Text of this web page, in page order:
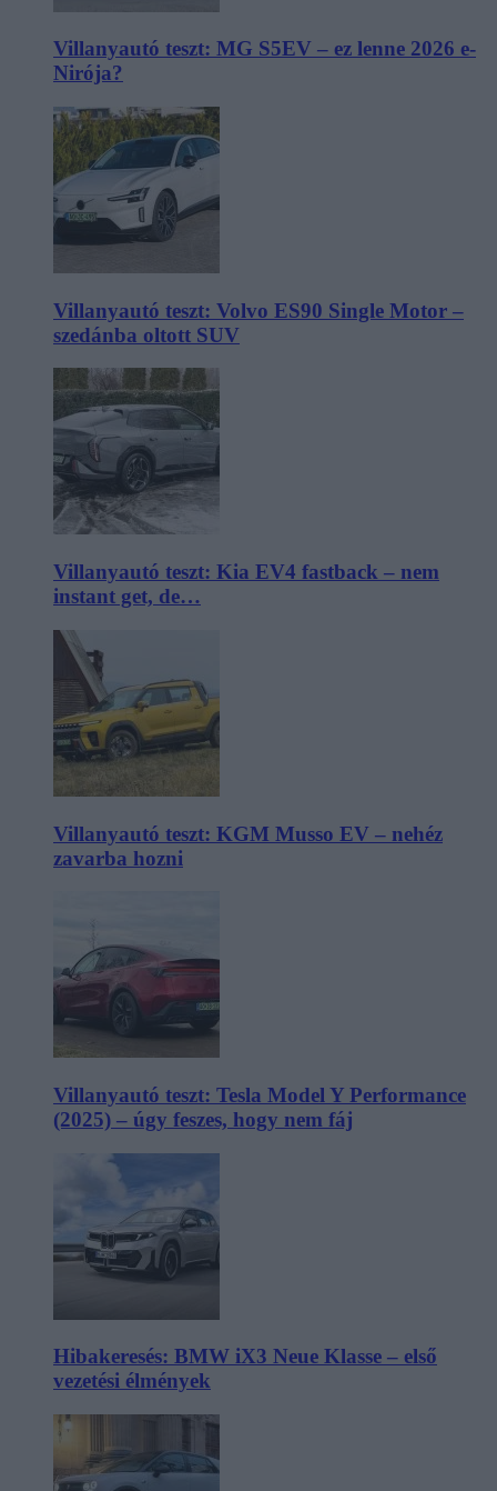
Villanyautó teszt: MG S5EV – ez lenne 2026 e-
Nirója?
Villanyautó teszt: Volvo ES90 Single Motor –
szedánba oltott SUV
Villanyautó teszt: Kia EV4 fastback – nem
instant get, de…
Villanyautó teszt: KGM Musso EV – nehéz
zavarba hozni
Villanyautó teszt: Tesla Model Y Performance
(2025) – úgy feszes, hogy nem fáj
Hibakeresés: BMW iX3 Neue Klasse – első
vezetési élmények